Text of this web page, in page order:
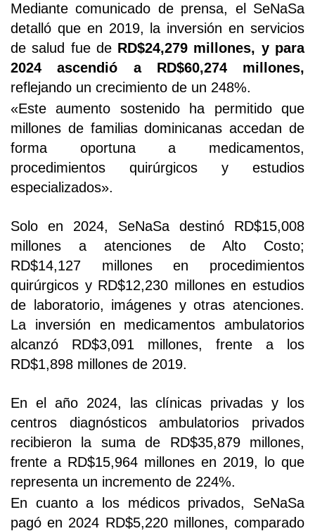
Mediante comunicado de prensa, el SeNaSa
detalló que en 2019, la inversión en servicios
de salud fue de RD$24,279 millones, y para
2024 ascendió a RD$60,274 millones,
reflejando un crecimiento de un 248%.
«Este aumento sostenido ha permitido que
millones de familias dominicanas accedan de
forma oportuna a medicamentos,
procedimientos quirúrgicos y estudios
especializados».
Solo en 2024, SeNaSa destinó RD$15,008
millones a atenciones de Alto Costo;
RD$14,127 millones en procedimientos
quirúrgicos y RD$12,230 millones en estudios
de laboratorio, imágenes y otras atenciones.
La inversión en medicamentos ambulatorios
alcanzó RD$3,091 millones, frente a los
RD$1,898 millones de 2019.
En el año 2024, las clínicas privadas y los
centros diagnósticos ambulatorios privados
recibieron la suma de RD$35,879 millones,
frente a RD$15,964 millones en 2019, lo que
representa un incremento de 224%.
En cuanto a los médicos privados, SeNaSa
pagó en 2024 RD$5,220 millones, comparado